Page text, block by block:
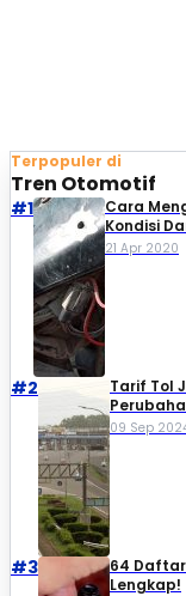
Terpopuler di
Tren Otomotif
#1
Cara
Kondisi
21 Apr 2020
#2
Tarif Tol
09 Sep
#3
64
Lengkap!